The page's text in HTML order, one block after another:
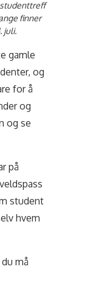
finner
juli.
gamle
og
for å
og
og se
på
student
hvem
må